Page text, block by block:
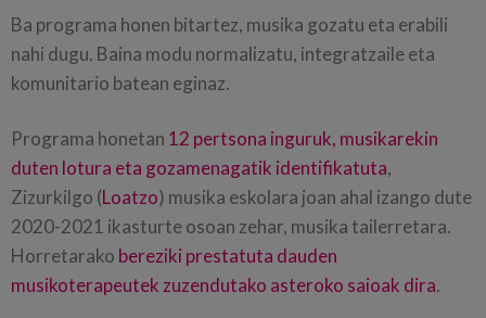
Ba programa honen bitartez, musika gozatu eta erabili
nahi dugu. Baina modu normalizatu, integratzaile eta
komunitario batean eginaz.
Programa honetan 12 pertsona inguruk, musikarekin
duten lotura eta gozamenagatik identifikatuta,
Zizurkilgo (Loatzo) musika eskolara joan ahal izango dute
2020-2021 ikasturte osoan zehar, musika tailerretara.
Horretarako bereziki prestatuta dauden
musikoterapeutek zuzendutako asteroko saioak dira.